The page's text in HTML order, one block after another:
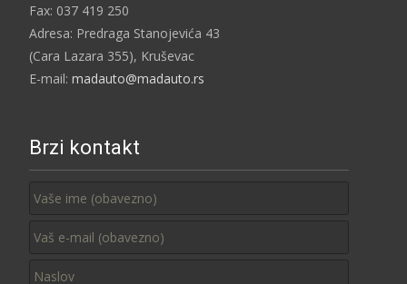
Fax: 037 419 250
Adresa: Predraga Stanojevića 43
(Cara Lazara 355), Kruševac
E-mail: madauto@madauto.rs
Brzi kontakt